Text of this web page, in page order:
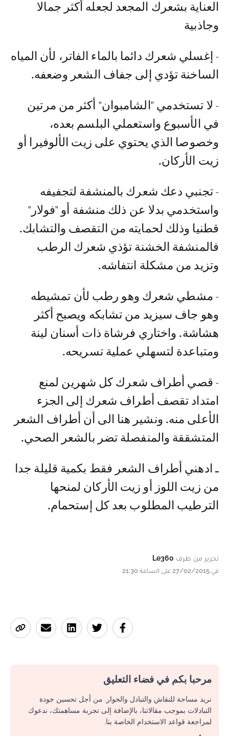
العناية بشعرك المجعد لجعله أكثر جمالا
وجاذبية
- إغسلي شعرك دائما بالماء الفاتر، لأن المياه
الساخنة تؤدي إلى جفاف الشعر وضعفه.
- لا تستخدمي "الشامبوان" أكثر من مرتين
في الأسبوع واستعملي البلسم بعده،
وخصوصا الذي يحتوي على زيت الألوفيرا أو
زيت الأركان.
- تجنبي دعك شعرك بالمنشفة لتجفيفه
واستخدمي بدلا عن ذلك منشفة أو "فولار"
قطنيا وذلك لحمايته من التقصف والتشابك.
فالمنشفة الخشنة تؤذي شعرك الرطب
وتزيد من مشكلة انتفاشه.
- مشطي شعرك وهو رطب لأن تمشيطه
وهو جاف سيزيد من تشابكه ويصبح أكثر
هشاشة. واختاري فرشاة ذات أسنان لينة
ومتباعدة لتسهلي عملية تسريحه.
- قصي أطراف شعرك كل شهرين لمنع
امتداد تقصف أطراف شعرك إلى الجزء
الأعلى منه. ونشير هنا الى أن أطراف الشعر
المتشققة والمنفصلة تضر بالشعر الصحي.
ـ ادهني أطراف الشعر فقط بكمية قليلة جدا
من زيت اللوز أو زيت الأركان لمنحها
الترطيب المطلوب بعد كل إستحمام.
تحرير من طرف Le360
في 27/02/2015 على الساعة 21:30
مرحبا بكم في فضاء التعليق
نريد مساحة للنقاش والتبادل والحوار. من أجل تحسين جودة
التبادلات بموجب مقالاتنا، بالإضافة إلى تجربة مساهمتك، ندعوك
لمراجعة قواعد الاستخدام الخاصة بنا.